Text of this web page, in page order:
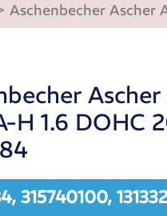
Aschenbecher Ascher
H 1.6 DOHC
315740100,